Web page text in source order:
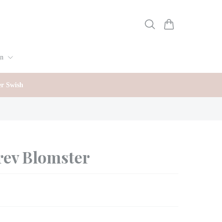
Swish
Blomster